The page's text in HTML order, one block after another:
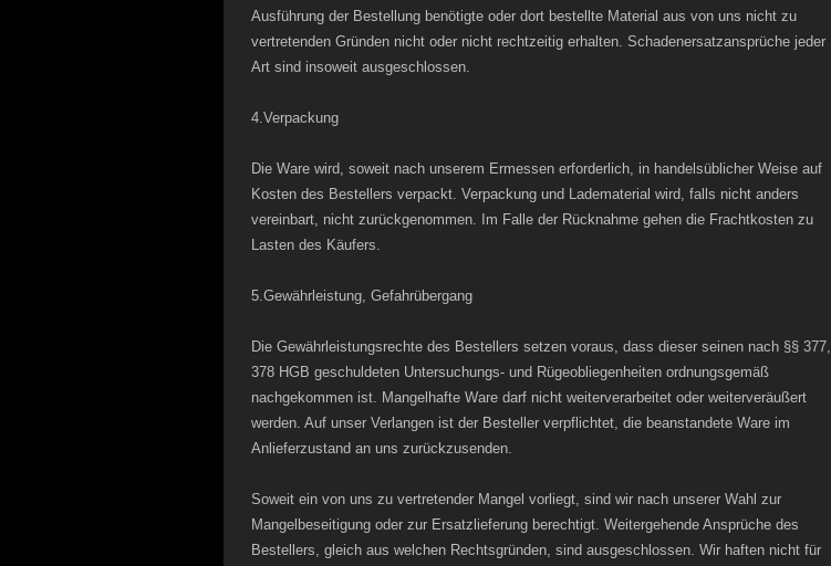
Ausführung der Bestellung benötigte oder dort bestellte Material aus von uns nicht zu
vertretenden Gründen nicht oder nicht rechtzeitig erhalten. Schadenersatzansprüche jeder
Art sind insoweit ausgeschlossen.
4.Verpackung
Die Ware wird, soweit nach unserem Ermessen erforderlich, in handelsüblicher Weise auf
Kosten des Bestellers verpackt. Verpackung und Ladematerial wird, falls nicht anders
vereinbart, nicht zurückgenommen. Im Falle der Rücknahme gehen die Frachtkosten zu
Lasten des Käufers.
5.Gewährleistung, Gefahrübergang
Die Gewährleistungsrechte des Bestellers setzen voraus, dass dieser seinen nach §§ 377,
378 HGB geschuldeten Untersuchungs- und Rügeobliegenheiten ordnungsgemäß
nachgekommen ist. Mangelhafte Ware darf nicht weiterverarbeitet oder weiterveräußert
werden. Auf unser Verlangen ist der Besteller verpflichtet, die beanstandete Ware im
Anlieferzustand an uns zurückzusenden.
Soweit ein von uns zu vertretender Mangel vorliegt, sind wir nach unserer Wahl zur
Mangelbeseitigung oder zur Ersatzlieferung berechtigt. Weitergehende Ansprüche des
Bestellers, gleich aus welchen Rechtsgründen, sind ausgeschlossen. Wir haften nicht für